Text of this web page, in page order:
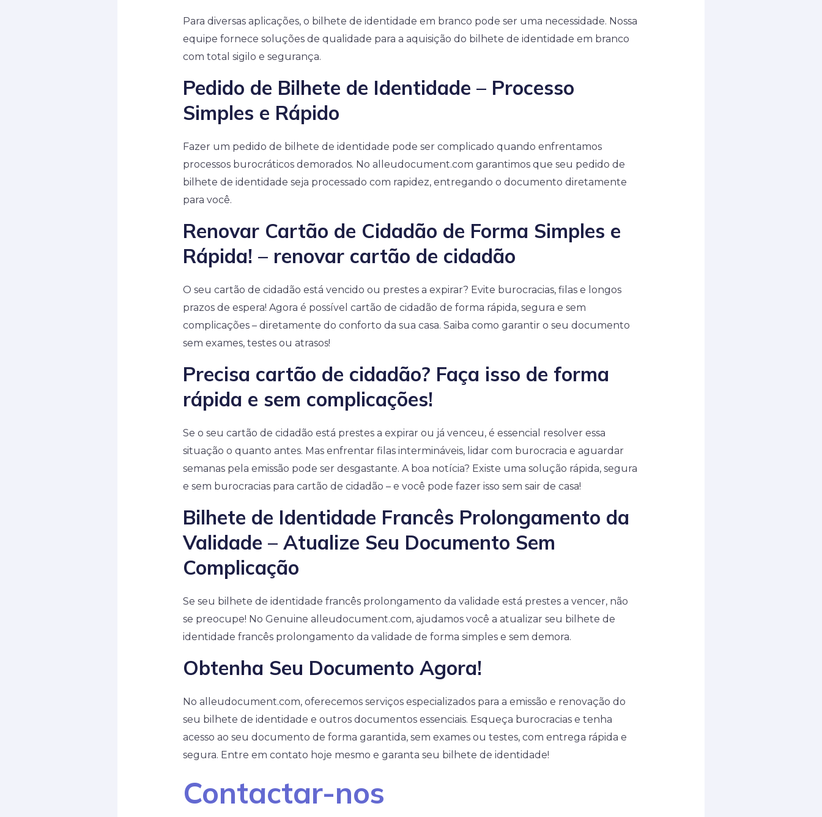
Para diversas aplicações, o bilhete de identidade em branco pode ser uma necessidade. Nossa
equipe fornece soluções de qualidade para a aquisição do bilhete de identidade em branco
com total sigilo e segurança.
Pedido de Bilhete de Identidade – Processo
Simples e Rápido
Fazer um pedido de bilhete de identidade pode ser complicado quando enfrentamos
processos burocráticos demorados. No alleudocument.com garantimos que seu pedido de
bilhete de identidade seja processado com rapidez, entregando o documento diretamente
para você.
Renovar Cartão de Cidadão de Forma Simples e
Rápida! – renovar cartão de cidadão​
O seu cartão de cidadão está vencido ou prestes a expirar? Evite burocracias, filas e longos
prazos de espera! Agora é possível cartão de cidadão de forma rápida, segura e sem
complicações – diretamente do conforto da sua casa. Saiba como garantir o seu documento
sem exames, testes ou atrasos!
Precisa cartão de cidadão? Faça isso de forma
rápida e sem complicações!
Se o seu cartão de cidadão está prestes a expirar ou já venceu, é essencial resolver essa
situação o quanto antes. Mas enfrentar filas intermináveis, lidar com burocracia e aguardar
semanas pela emissão pode ser desgastante. A boa notícia? Existe uma solução rápida, segura
e sem burocracias para cartão de cidadão – e você pode fazer isso sem sair de casa!
Bilhete de Identidade Francês Prolongamento da
Validade – Atualize Seu Documento Sem
Complicação
Se seu bilhete de identidade francês prolongamento da validade está prestes a vencer, não
se preocupe! No Genuine alleudocument.com, ajudamos você a atualizar seu bilhete de
identidade francês prolongamento da validade de forma simples e sem demora.
Obtenha Seu Documento Agora!
No alleudocument.com, oferecemos serviços especializados para a emissão e renovação do
seu bilhete de identidade e outros documentos essenciais. Esqueça burocracias e tenha
acesso ao seu documento de forma garantida, sem exames ou testes, com entrega rápida e
segura. Entre em contato hoje mesmo e garanta seu bilhete de identidade!
Contactar-nos